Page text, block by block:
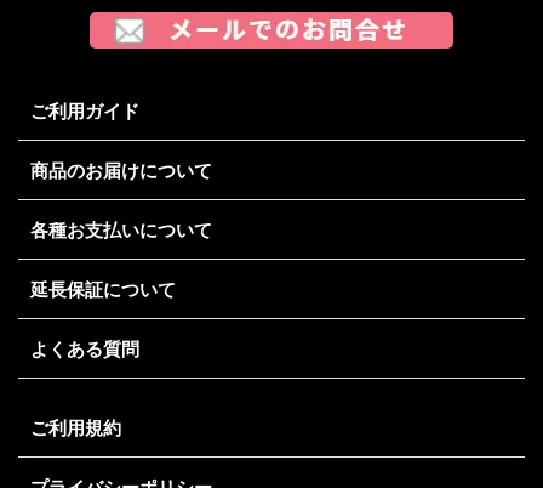
ご利用ガイド
商品のお届けについて
各種お支払いについて
延長保証について
よくある質問
ご利用規約